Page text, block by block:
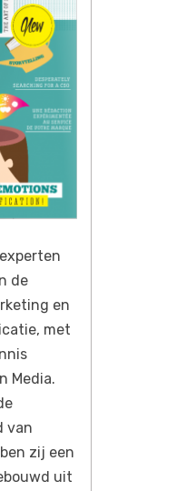
de
en
met
Media.
van
zij een
uit